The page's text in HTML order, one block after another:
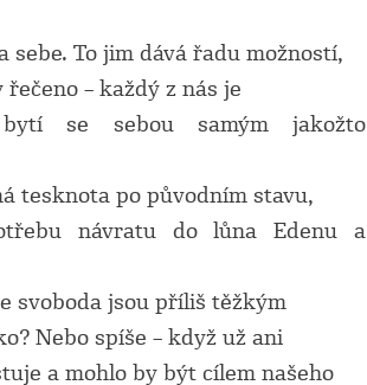
To jim dává řadu možností,
– každý z nás je
se sebou samým jakožto
tesknota po původním stavu,
návratu do lůna Edenu a
svoboda jsou příliš těžkým
Nebo spíše – když už ani
a mohlo by být cílem našeho